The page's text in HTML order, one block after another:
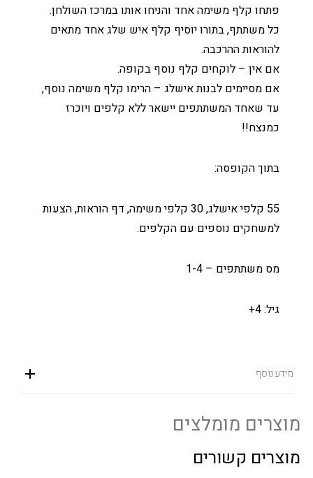
פתחו קלף משימה אחד והניחו אותו במרכז השולחן.
כל משתתף, בתורו יוסיף קלף איש שלג אחד מתאים
להוראות ההרכבה.
אם אין – לוקחים קלף נוסף בקופה.
אם מסיימים לבנות אישלג – הרימו קלף משימה נוסף,
עד שאחד המשתתפים יישאר ללא קלפים ויוכרז
כמנצח!!
בתוך הקופסה:
55 קלפי אישלג, 30 קלפי משימה, דף הוראות, הצעות
למשחקים נוספים עם הקלפים.
מס משתתפים – 1-4
גיל: 4+
מידע נוסף
מוצרים מומלצים
מוצרים קשורים